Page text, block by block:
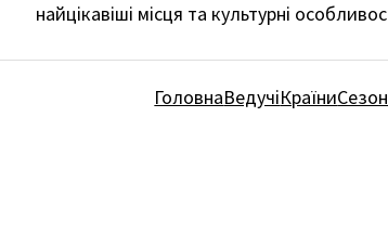
найцікавіші місця та культурні
ГоловнаВедучіКраїни